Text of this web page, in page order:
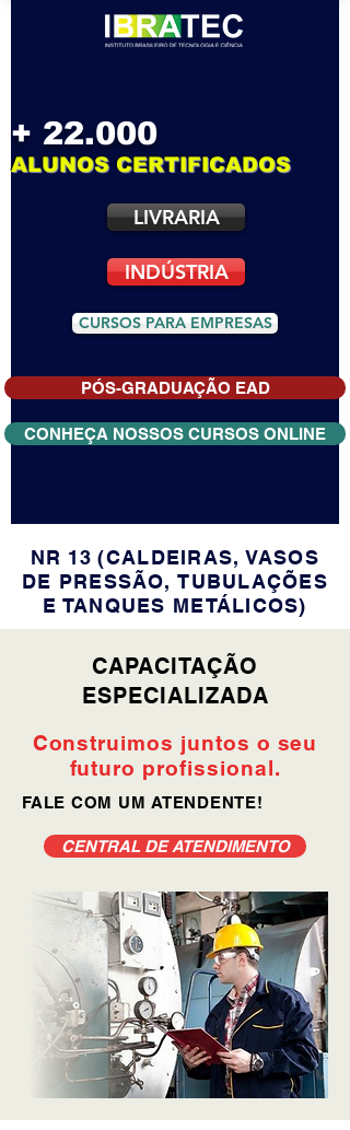
+ 22.000
ALUNOS CERTIFICADOS
LIVRARIA
INDÚSTRIA
CURSOS PARA EMPRESAS
PÓS-GRADUAÇÃO EAD
CONHEÇA NOSSOS CURSOS ONLINE
NR 13(CALDEIRAS, VASOS
DE PRESSÃO,TUBULAÇÕES
E TANQUES METÁLICOS)
CAPACITAÇÃO
ESPECIALIZADA
Construimos juntos o seu
futuro profissional.
FALE COM UM ATENDENTE!
CENTRAL DE ATENDIMENTO